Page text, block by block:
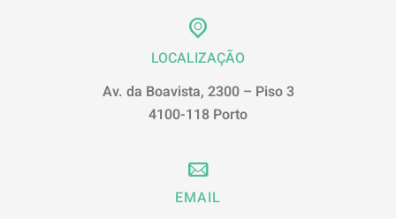
LOCALIZAÇÃO
Av. da Boavista, 2300 – Piso 3
4100-118 Porto
EMAIL